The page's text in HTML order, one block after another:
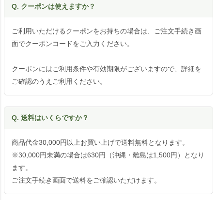
Q. クーポンは使えますか？
ご利用いただけるクーポンをお持ちの場合は、ご注文手続き画
面でクーポンコードをご入力ください。
クーポンにはご利用条件や有効期限がございますので、詳細を
ご確認のうえご利用ください。
Q. 送料はいくらですか？
商品代金30,000円以上お買い上げで送料無料となります。
※30,000円未満の場合は630円（沖縄・離島は1,500円）となり
ます。
ご注文手続き画面で送料をご確認いただけます。